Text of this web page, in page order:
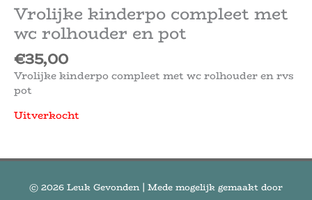
Vrolijke kinderpo compleet met
wc rolhouder en pot
€35,00
Vrolijke kinderpo compleet met wc rolhouder en rvs
pot
Uitverkocht
© 2026 Leuk Gevonden | Mede mogelijk gemaakt door